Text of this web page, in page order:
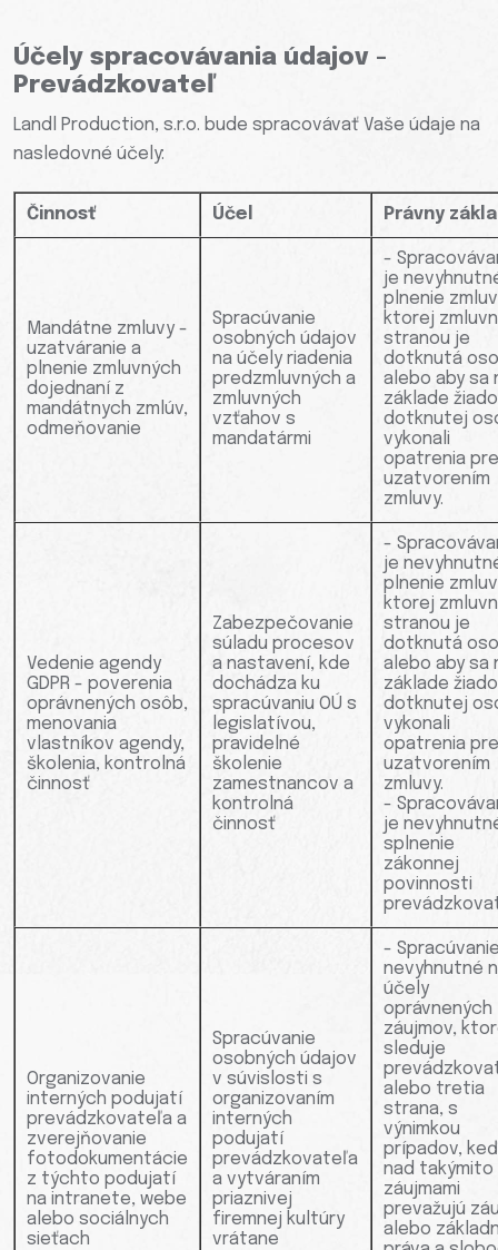
Účely spracovávania údajov -
Prevádzkovateľ
Landl Production, s.r.o. bude spracovávať Vaše údaje na
nasledovné účely:
Činnosť Účel Právny
Mandátne zmluvy -
uzatváranie a
plnenie zmluvných
dojednaní z
mandátnych zmlúv,
odmeňovanie
Spracúvanie
osobných údajov
na účely riadenia
predzmluvných a
zmluvných
vzťahov s
mandatármi
-
je
plnenie
ktorej
stranou je
dotknutá
alebo aby sa
základe
dotknutej
vykonali
opatrenia
uzatvorením
zmluvy.
Vedenie agendy
GDPR - poverenia
oprávnených osôb,
menovania
vlastníkov agendy,
školenia, kontrolná
činnosť
Zabezpečovanie
súladu procesov
a nastavení, kde
dochádza ku
spracúvaniu OÚ s
legislatívou,
pravidelné
školenie
zamestnancov a
kontrolná
činnosť
-
je
plnenie
ktorej
stranou je
dotknutá
alebo aby sa
základe
dotknutej
vykonali
opatrenia
uzatvorením
zmluvy.
-
je
splnenie
zákonnej
povinnosti
Organizovanie
interných podujatí
prevádzkovateľa a
zverejňovanie
fotodokumentácie
z týchto podujatí
na intranete, webe
alebo sociálnych
sieťach
Spracúvanie
osobných údajov
v súvislosti s
organizovaním
interných
podujatí
prevádzkovateľa
a vytváraním
priaznivej
firemnej kultúry
vrátane
-
nevyhnutné
účely
oprávnených
záujmov,
sleduje
alebo tretia
strana, s
výnimkou
prípadov, keď
nad takýmito
záujmami
prevažujú
alebo